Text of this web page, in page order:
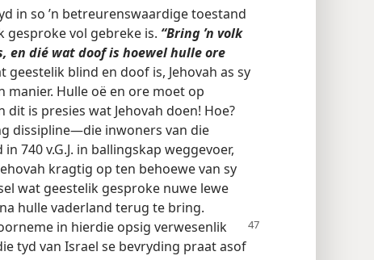
in so ’n betreurenswaardige toestand
gesproke vol gebreke is. “Bring ’n volk
en dié wat doof is hoewel hulle ore
geestelik blind en doof is, Jehovah as sy
manier. Hulle oë en ore moet op
is presies wat Jehovah doen! Hoe?
dissipline—die inwoners van die
740 v.G.J. in ballingskap weggevoer,
kragtig op ten behoewe van sy
wat geestelik gesproke nuwe lewe
hulle vaderland terug te bring.
in hierdie opsig verwesenlik
tyd van Israel se bevryding praat asof